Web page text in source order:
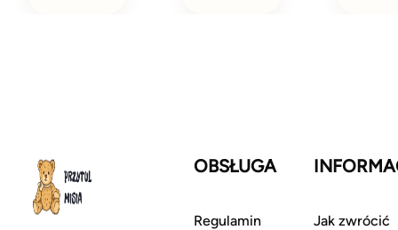
OBSŁUGA
Regulamin
Jak zwrócić